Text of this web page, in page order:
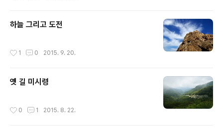
하늘 그리고 도전
1 0 2015. 9. 20.
옛 길 미시령
0 1 2015. 8. 22.